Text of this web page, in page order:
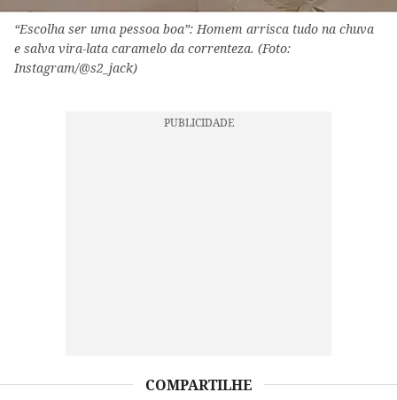
“Escolha ser uma pessoa boa”: Homem arrisca tudo na chuva
e salva vira-lata caramelo da correnteza. (Foto:
Instagram/@s2_jack)
COMPARTILHE